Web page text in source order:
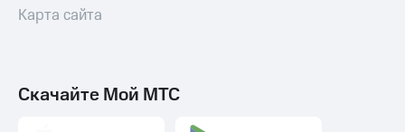
Карта сайта
Скачайте Мой МТС